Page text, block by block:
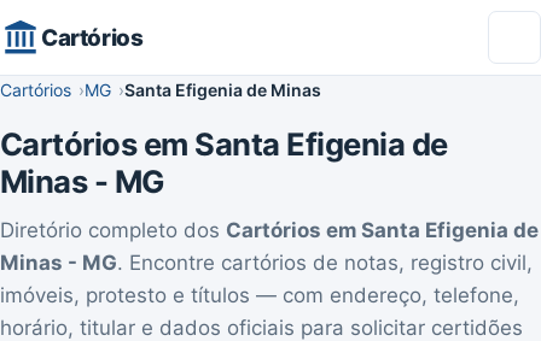
Cartórios
Cartórios MG Santa Efigenia de Minas
Cartórios em Santa Efigenia de
Minas - MG
Diretório completo dos Cartórios em Santa Efigenia de
Minas - MG. Encontre cartórios de notas, registro civil,
imóveis, protesto e títulos — com endereço, telefone,
horário, titular e dados oficiais para solicitar certidões